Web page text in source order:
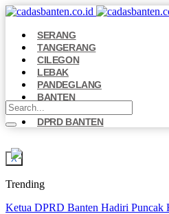
SERANG
TANGERANG
CILEGON
LEBAK
PANDEGLANG
BANTEN
NASIONAL
DPRD BANTEN
X
Trending
Ketua DPRD Banten Hadiri Puncak